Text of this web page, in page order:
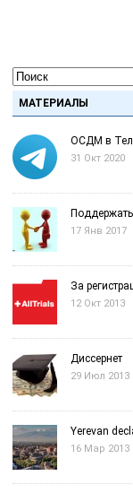
МАТЕРИАЛЫ
ОСДМ в
31 Окт 2020
17 Янв 2017
За
12 Окт 2013
Диссернет
29 Июл 2013
Yerevan
16 Мар 2013